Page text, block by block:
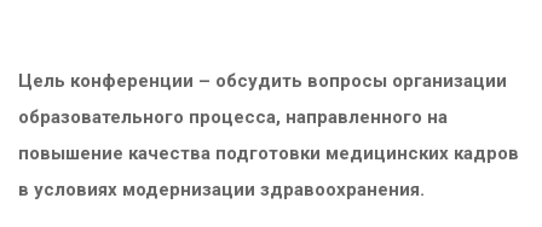
Цель конференции – обсудить вопросы организации
образовательного процесса, направленного на
повышение качества подготовки медицинских кадров
в условиях модернизации здравоохранения.